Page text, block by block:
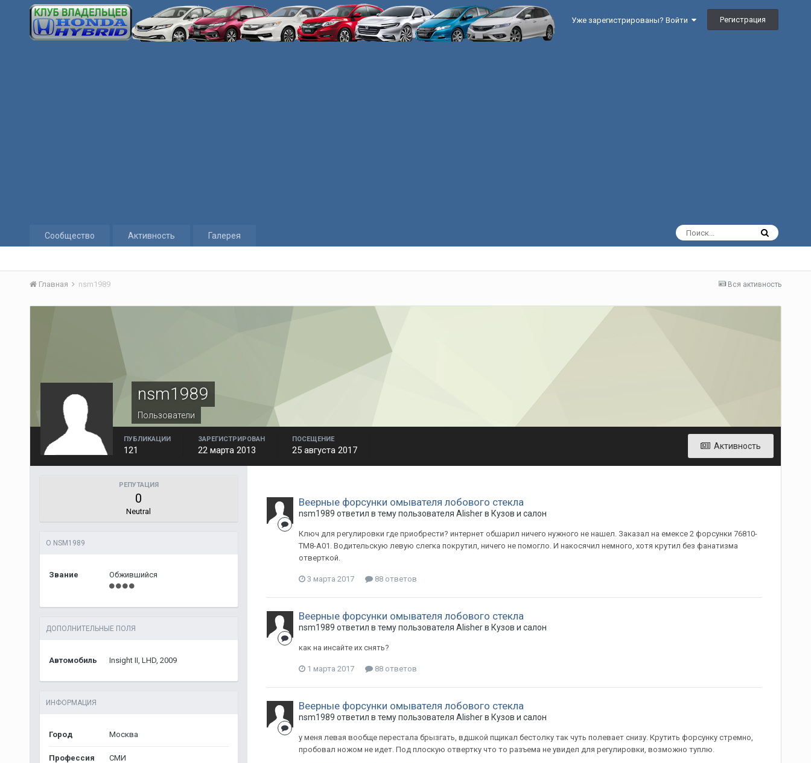
Уже зарегистрированы? Войти Регистрация
Сообщество Активность Галерея
Вся активность
Главная nsm1989
nsm1989
Пользователи
Активность
ПУБЛИКАЦИИ
121
ЗАРЕГИСТРИРОВАН
22 марта 2013
ПОСЕЩЕНИЕ
25 августа 2017
РЕПУТАЦИЯ
0
Neutral
О NSM1989
Звание Обжившийся
ДОПОЛНИТЕЛЬНЫЕ ПОЛЯ
Автомобиль Insight II, LHD, 2009
ИНФОРМАЦИЯ
Город Москва
Профессия СМИ
Веерные форсунки омывателя лобового стекла
nsm1989 ответил в тему пользователя Alisherв Кузов и салон
Ключ для регулировки где приобрести? интернет обшарил ничего нужного не нашел. Заказал на емексе 2 форсунки 76810-
TM8-A01. Водительскую левую слегка покрутил, ничего не помогло. И накосячил немного, хотя крутил без фанатизма
отверткой.
3 марта 2017 88 ответов
Веерные форсунки омывателя лобового стекла
nsm1989 ответил в тему пользователя Alisherв Кузов и салон
как на инсайте их снять?
1 марта 2017 88 ответов
Веерные форсунки омывателя лобового стекла
nsm1989 ответил в тему пользователя Alisherв Кузов и салон
у меня левая вообще перестала брызгать, вдшкой пщикал бестолку так чуть полевает снизу. Крутить форсунку стремно,
пробовал ножом не идет. Под плоскую отвертку что то разъема не увидел для регулировки, возможно туплю.